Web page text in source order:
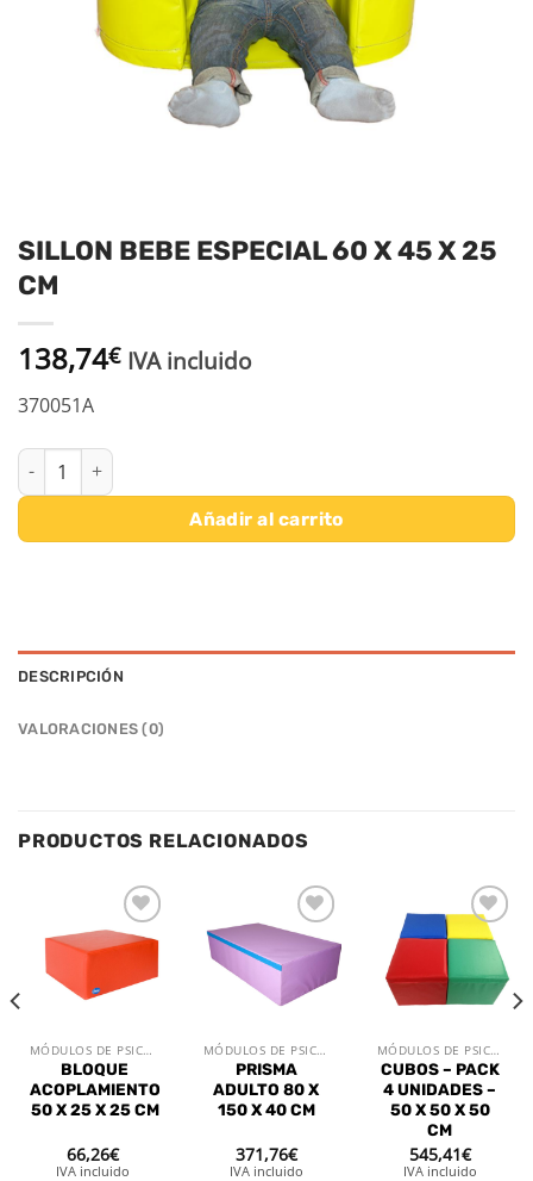
SILLON BEBE ESPECIAL 60 X 45 X 25
CM
138,74€ IVA incluido
370051A
SILLON BEBE ESPECIAL 60 X 45 X 25 CM cantidad
Añadir al carrito
DESCRIPCIÓN
VALORACIONES (0)
PRODUCTOS RELACIONADOS
Añadir
deseos
BLOQUE
ACOPLAMIENTO
50 X 25 X 25 CM
66,26€
IVA incluido
Añadir
a la
deseos
PRISMA
ADULTO 80 X
150 X 40 CM
371,76€
IVA incluido
Añadir
lista de
deseos
CUBOS – PACK
4 UNIDADES –
50 X 50 X 50
CM
545,41€
IVA incluido